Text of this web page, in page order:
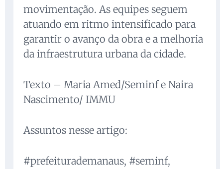
movimentação. As equipes seguem
atuando em ritmo intensificado para
garantir o avanço da obra e a melhoria
da infraestrutura urbana da cidade.
Texto – Maria Amed/Seminf e Naira
Nascimento/ IMMU
Assuntos nesse artigo:
#prefeiturademanaus, #seminf,